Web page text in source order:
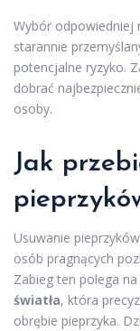
Wybór odpowiedniej
starannie
potencjalne ryzyko.
dobrać
osoby.
Jak
Usuwanie
osób pragnących
Zabieg ten polega na
światła, która
obrębie pieprzyka.